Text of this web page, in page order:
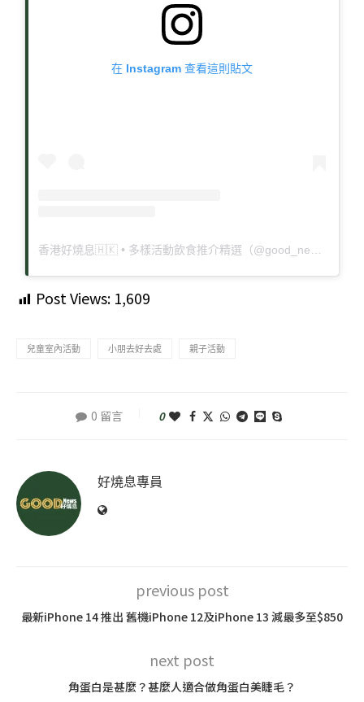
在 Instagram 查看這則貼文
香港好燒息🇭🇰 • 多樣活動飲食推介精選（@good_news_hk）分享的貼文
Post Views: 1,609
兒童室內活動 小朋去好去處 親子活動
0 留言 0
好燒息專員
previous post
最新iPhone 14 推出 舊機iPhone 12及iPhone 13 減最多至$850
next post
角蛋白是甚麼？甚麼人適合做角蛋白美睫毛？